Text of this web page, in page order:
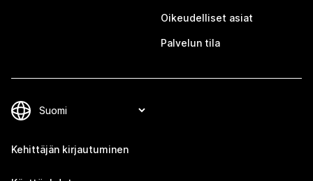
Oikeudelliset asiat
Palvelun tila
Kehittäjän kirjautuminen